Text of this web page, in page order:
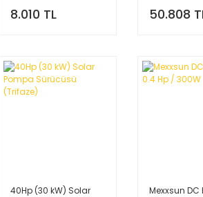
8.010 TL 50.808
40Hp (30 kW) Solar
Mexxsun DC